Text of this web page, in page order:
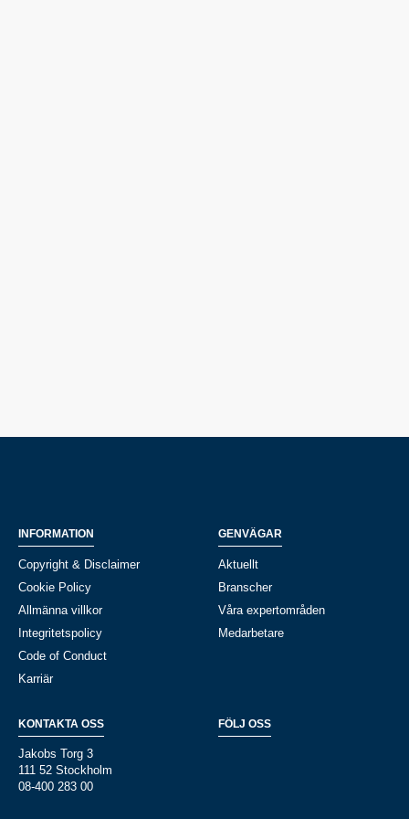
INFORMATION
Copyright & Disclaimer
Cookie Policy
Allmänna villkor
Integritetspolicy
Code of Conduct
Karriär
GENVÄGAR
Aktuellt
Branscher
Våra expertområden
Medarbetare
KONTAKTA OSS
Jakobs Torg 3
111 52 Stockholm
08-400 283 00
FÖLJ OSS